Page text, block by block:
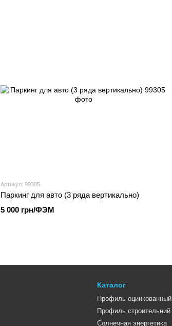
Артикул: 99305
Паркинг для авто (3 ряда вертикально)
5 000 грн/ФЭМ
Каталог
Профиль оцинкованный
Профиль строительний
Солнечная энергетика